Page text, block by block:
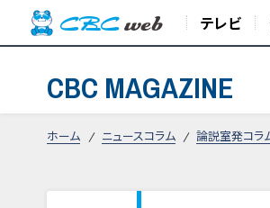
テレビ
CBC MAGAZINE
ホーム ニュースコラム 論説室発コラ